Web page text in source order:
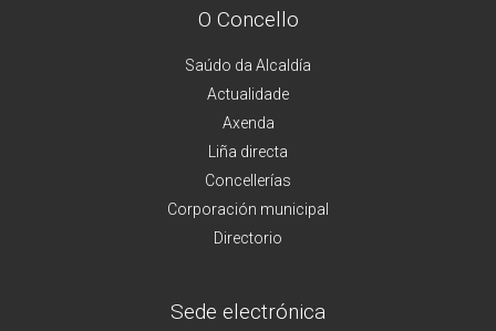
O Concello
Saúdo da Alcaldía
Actualidade
Axenda
Liña directa
Concellerías
Corporación municipal
Directorio
Sede electrónica